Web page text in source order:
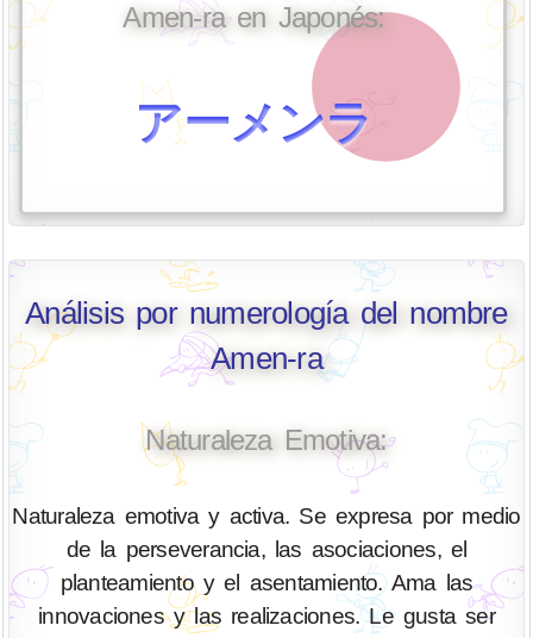
Amen-ra en Japonés:
アーメンラ
Análisis por numerología del nombre
Amen-ra
Naturaleza Emotiva:
Naturaleza emotiva y activa. Se expresa por medio
de la perseverancia, las asociaciones, el
planteamiento y el asentamiento. Ama las
innovaciones y las realizaciones. Le gusta ser